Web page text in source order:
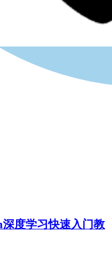
度学习快速入门教